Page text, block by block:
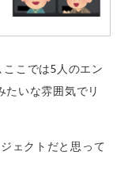
ここでは5人のエン
たいな雰囲気でリ
ェクトだと思って